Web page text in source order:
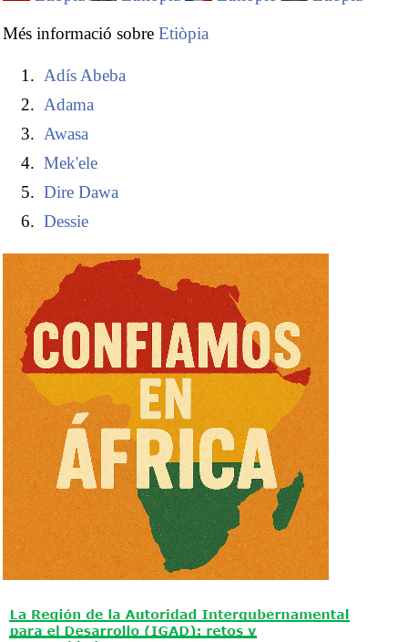
Més informació sobre Etiòpia
Adís Abeba
Adama
Awasa
Mek'ele
Dire Dawa
Dessie